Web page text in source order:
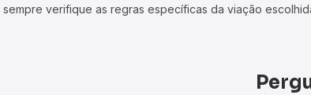
sempre verifique as regras específicas da viação